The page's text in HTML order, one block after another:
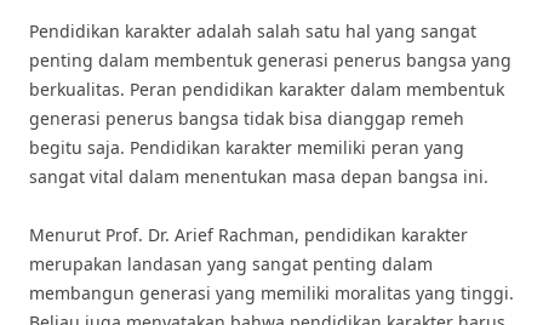
Pendidikan karakter adalah salah satu hal yang sangat
penting dalam membentuk generasi penerus bangsa yang
berkualitas. Peran pendidikan karakter dalam membentuk
generasi penerus bangsa tidak bisa dianggap remeh
begitu saja. Pendidikan karakter memiliki peran yang
sangat vital dalam menentukan masa depan bangsa ini.
Menurut Prof. Dr. Arief Rachman, pendidikan karakter
merupakan landasan yang sangat penting dalam
membangun generasi yang memiliki moralitas yang tinggi.